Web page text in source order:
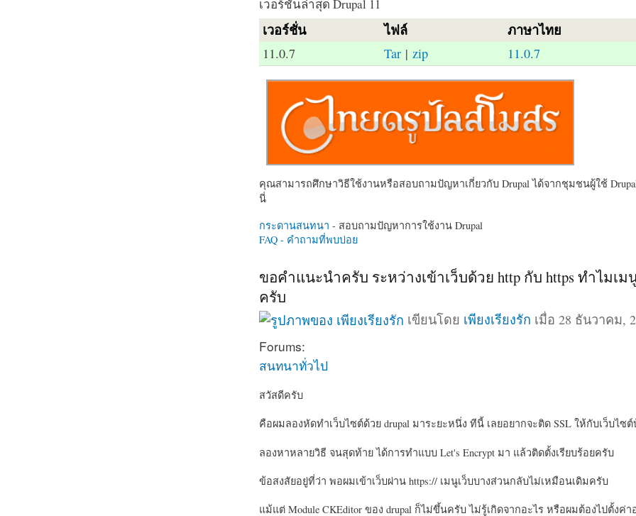
เวอร์ชั่นล่าสุด Drupal 11
เวอร์ชั่น ไฟล์ ภาษาไทย
11.0.7 Tar| zip 11.0.7
คุณสามารถศึกษาวิธีใช้งานหรือสอบถามปัญหาเกี่ยวกับ Drupal ได้จากชุมชนผู้ใช้
นี่
กระดานสนทนา - สอบถามปัญหาการใช้งาน Drupal
FAQ - คำถามที่พบบ่อย
ขอคำแนะนำครับ ระหว่างเข้าเว็บด้วย http กับ https ทำไมเ
ครับ
เขียนโดย เพียงเรียงรัก เมื่อ 28 ธันวาคม,
Forums:
สนทนาทั่วไป
สวัสดีครับ
คือผมลองหัดทำเว็บไซต์ด้วย drupal มาระยะหนึ่ง ทีนี้ เลยอยากจะติด SSL ให้กับเว็บไซ
ลองหาหลายวิธี จนสุดท้าย ได้การทำแบบ Let's Encrypt มา แล้วติดตั้งเรียบร้อยครับ
ข้อสงสัยอยู่ที่ว่า พอผมเข้าเว็บผ่าน https:// เมนูเว็บบางส่วนกลับไม่เหมือนเดิมครับ
แม้แต่ Module CKEditor ของ drupal ก็ไม่ขึ้นครับ ไม่รู้เกิดจากอะไร หรือผมต้องไปตั้งค่า